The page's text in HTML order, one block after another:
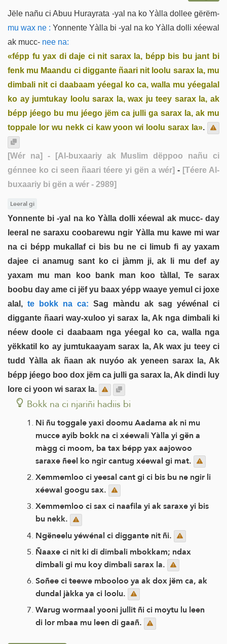
Jële nañu ci Abuu Hurayrata -yal na ko Yàlla dollee gërëm-
mu wax ne : Yonnente Yàlla bi -yal na ko Yàlla dolli xéewal
ak mucc- nee na:
«fépp fu yax di daje ci nit sarax la, bépp bis bu jant bi
fenk mu Maandu ci diggante ñaari nit loolu sarax la, mu
dimbali nit ci daabaam yéegal ko ca, walla mu yéegalal
ko ay jumtukay loolu sarax la, wax ju teey sarax la, ak
bépp jéego bu mu jéego jëm ca julli ga sarax la, ak mu
toppale lor wu nekk ci kaw yoon wi loolu sarax la».
[Wér na]
- [Al-buxaariy ak Muslim dëppoo nañu ci
génnee ko ci seen ñaari téere yi gën a wér] - [Téere Al-
buxaariy bi gën a wér - 2989]
Leeral gi
Yonnente bi -yal na ko Yàlla dolli xéewal ak mucc- day
leeral ne saraxu coobarewu ngir Yàlla mu kawe mi war
na ci bépp mukallaf ci bis bu ne ci limub fi ay yaxam
dajee ci anamug sant ko ci jàmm ji, ak li mu def ay
yaxam mu man koo bank man koo tàllal, Te sarax
boobu day ame ci jëf yu baax yépp waaye yemul ci joxe
alal, te bokk na ca: Sag màndu ak sag yéwénal ci
diggante ñaari way-xuloo yi sarax la, Ak nga dimbali ki
néew doole ci daabaam nga yéegal ko ca, walla nga
yëkkatil ko ay jumtukaayam sarax la, Ak wax ju teey ci
tudd Yàlla ak ñaan ak nuyóo ak yeneen sarax la, Ak
bépp jéego boo dox jëm ca julli ga sarax la, Ak dindi luy
lore ci yoon wi sarax la.
Bokk na ci njariñi hadiis bi
Ni ñu toggale yaxi doomu Aadama ak ni mu
mucce ayib bokk na ci xéewali Yàlla yi gën a
màgg ci moom, ba tax bépp yax aajowoo
saraxe ñeel ko ngir cantug xéewal gi mat.
Xemmemloo ci yeesal cant gi ci bis bu ne ngir li
xéewal googu sax.
Xemmemloo ci sax ci naafila yi ak saraxe yi bis
bu nekk.
Ngëneelu yéwénal ci diggante nit ñi.
Ñaaxe ci nit ki di dimbali mbokkam; ndax
dimbali gi mu koy dimbali sarax la.
Soñee ci teewe mbooloo ya ak dox jëm ca, ak
dundal jàkka ya ci loolu.
Warug wormaal yooni jullit ñi ci moytu lu leen
di lor mbaa mu leen di gaañ.